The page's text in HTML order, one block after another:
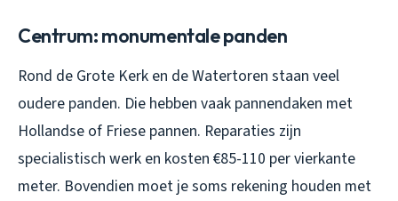
Centrum: monumentale panden
Rond de Grote Kerk en de Watertoren staan veel
oudere panden. Die hebben vaak pannendaken met
Hollandse of Friese pannen. Reparaties zijn
specialistisch werk en kosten €85-110 per vierkante
meter. Bovendien moet je soms rekening houden met